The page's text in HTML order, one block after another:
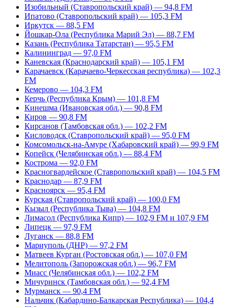
Изобильный (Ставропольский край) — 94,8 FM
Ипатово (Ставропольский край) — 105,3 FM
Иркутск — 88,5 FM
Йошкар-Ола (Республика Марий Эл) — 88,7 FM
Казань (Республика Татарстан) — 95,5 FM
Калининград — 97,0 FM
Каневская (Краснодарский край) — 105,1 FM
Карачаевск (Карачаево-Черкесская республика) — 102,3
FM
Кемерово — 104,3 FM
Керчь (Республика Крым) — 101,8 FM
Кинешма (Ивановская обл.) — 90,8 FM
Киров — 90,8 FM
Кирсанов (Тамбовская обл.) — 102,2 FM
Кисловодск (Ставропольский край) — 95,0 FM
Комсомольск-на-Амуре (Хабаровский край) — 99,9 FM
Копейск (Челябинская обл.) — 88,4 FM
Кострома — 92,0 FM
Красногвардейское (Ставропольский край) — 104,5 FM
Краснодар — 87,9 FM
Красноярск — 95,4 FM
Курская (Ставропольский край) — 100,0 FM
Кызыл (Республика Тыва) — 104,8 FM
Лимасол (Республика Кипр) — 102,9 FM и 107,9 FM
Липецк — 97,9 FM
Луганск — 88,8 FM
Мариуполь (ДНР) — 97,2 FM
Матвеев Курган (Ростовская обл.) — 107,0 FM
Мелитополь (Запорожская обл.) — 96,7 FM
Миасс (Челябинская обл.) — 102,2 FM
Мичуринск (Тамбовская обл.) — 92,4 FM
Мурманск — 90,4 FM
Нальчик (Кабардино-Балкарская Республика) — 104,4